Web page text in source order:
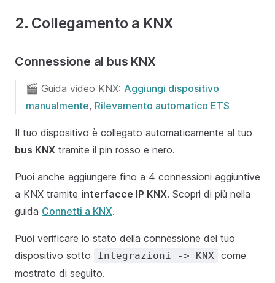
2. Collegamento a KNX
Connessione al bus KNX
🎬 Guida video KNX: Aggiungi dispositivo
manualmente, Rilevamento automatico ETS
Il tuo dispositivo è collegato automaticamente al tuo
bus KNX tramite il pin rosso e nero.
Puoi anche aggiungere fino a 4 connessioni aggiuntive
a KNX tramite interfacce IP KNX. Scopri di più nella
guida Connetti a KNX.
Puoi verificare lo stato della connessione del tuo
dispositivo sotto
Integrazioni -> KNX come
mostrato di seguito.